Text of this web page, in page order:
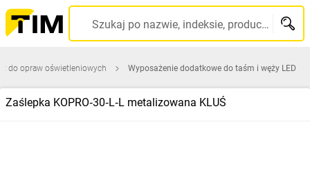
Szukaj po nazwie, indeksie, producencie, kodzie kreskowym...
do opraw oświetleniowych Wyposażenie dodatkowe do taśm i węży LED
Zaślepka KOPRO‑30‑L‑L metalizowana KLUŚ